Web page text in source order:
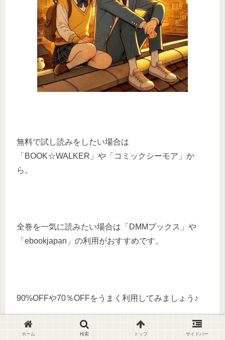
無料で試し読みをしたい場合は
「BOOK☆WALKER」や「コミックシーモア」か
ら。
全巻を一気に読みたい場合は「DMMブックス」や
「ebookjapan」の利用がおすすめです。
90%OFFや70％OFFをうまく利用してみましょう♪
ホーム 検索 トップ サイドバー